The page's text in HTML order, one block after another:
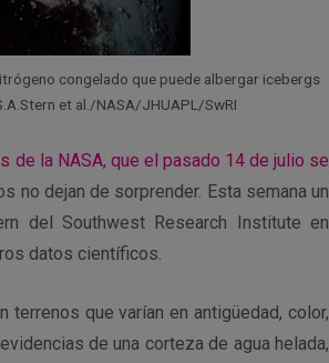
congelado que puede albergar icebergs
et al./NASA/JHUAPL/SwRI
de la NASA, que el pasado 14 de julio se
no dejan de sorprender. Esta semana un
del Southwest Research Institute en
datos científicos.
que varían en antigüedad, color,
de una corteza de agua helada,